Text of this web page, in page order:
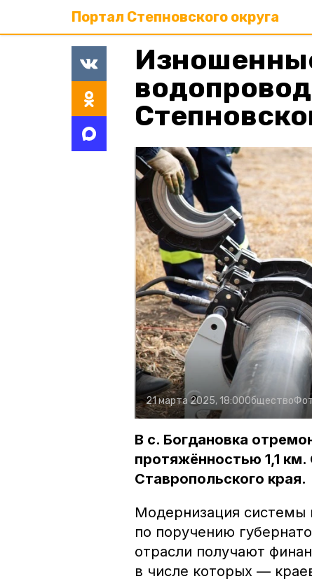
Портал Степновского округа
21 марта 2025, 18:00Общество
В с. Богдановка
протяжённостью 1,1
Ставропольского края.
Модернизация системы
по поручению
отрасли получают
в числе которых —